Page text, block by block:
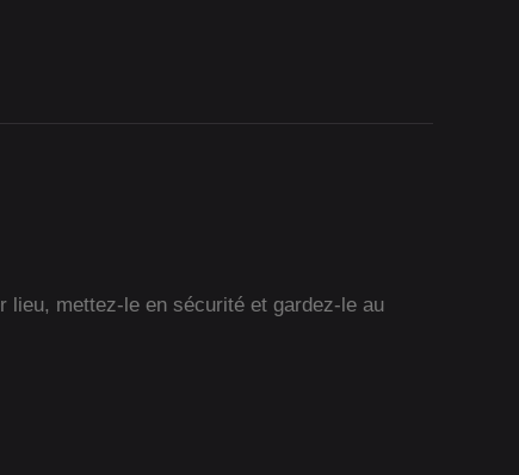
lieu, mettez-le en sécurité et gardez-le au